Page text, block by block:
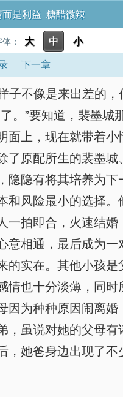
而是利益 糖醋微辣
： 大 中 小
下一章
子不像是来出差的
。”要知道，裴墨
上，现在就带着
原配所生的裴墨
隐有将其培养为
风险最小的选择
拍即合，火速结
相通，最后成为
实在。其他小孩
也十分淡薄，同
为种种原因闹离
虽说对她的父母
她爸身边出现了